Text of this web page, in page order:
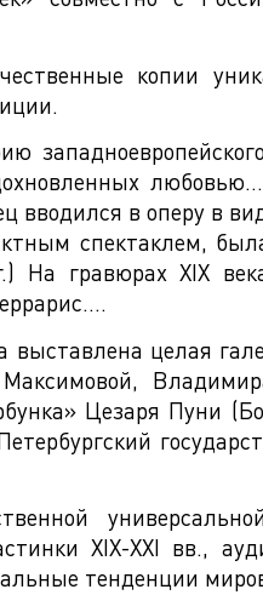
копии
вводился в оперу в
спектаклем,
На гравюрах XIX
целая
Цезаря Пуни
XIX-XXI вв.,
тенденции